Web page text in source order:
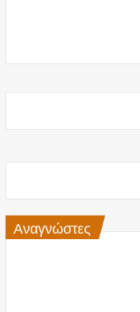
Αναγνώστες